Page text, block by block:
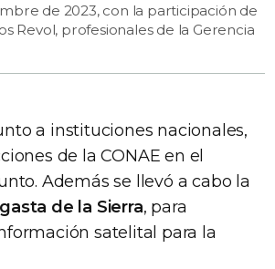
de 2023, con la participación de
Revol, profesionales de la Gerencia
a instituciones nacionales,
de la CONAE en el
Además se llevó a cabo la
de la Sierra, para
satelital para la